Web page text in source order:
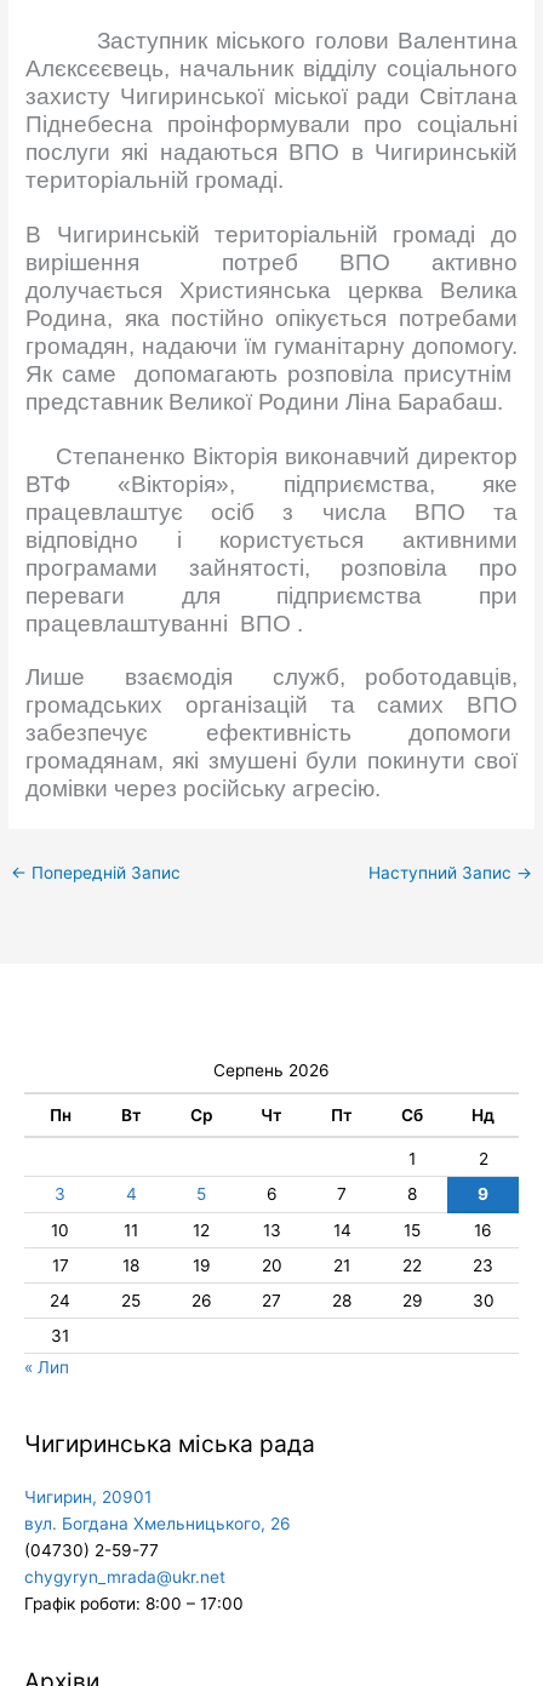
Заступник міського голови Валентина
Алєксєєвець, начальник відділу соціального
захисту Чигиринської міської ради Світлана
Піднебесна проінформували про соціальні
послуги які надаються ВПО в Чигиринській
територіальній громаді.
В Чигиринській територіальній громаді до
вирішення потреб ВПО активно
долучається Християнська церква Велика
Родина, яка постійно опікується потребами
громадян, надаючи їм гуманітарну допомогу.
Як саме допомагають розповіла присутнім
представник Великої Родини Ліна Барабаш.
Степаненко Вікторія виконавчий директор
ВТФ «Вікторія», підприємства, яке
працевлаштує осіб з числа ВПО та
відповідно і користується активними
програмами зайнятості, розповіла про
переваги для підприємства при
працевлаштуванні ВПО .
Лише взаємодія служб, роботодавців,
громадських організацій та самих ВПО
забезпечує ефективність допомоги
громадянам, які змушені були покинути свої
домівки через російську агресію.
← Попередній Запис Наступний Запис →
Серпень 2026
Пн Вт Ср Чт Пт Сб Нд
1
2
3
4 5 6 7 8
9
10
11 12 13 14 15
16
17
18 19 20 21 22
23
24
25 26 27 28 29
30
31
« Лип
Чигиринська міська рада
Чигирин, 20901
вул. Богдана Хмельницького, 26
(04730) 2-59-77
chygyryn_mrada@ukr.net
Графік роботи: 8:00 – 17:00
Архіви